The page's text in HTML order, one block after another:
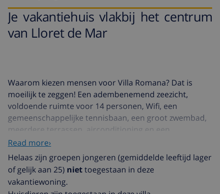
Je vakantiehuis vlakbij het centrum
van Lloret de Mar
Waarom kiezen mensen voor Villa Romana? Dat is
moeilijk te zeggen! Een adembenemend zeezicht,
voldoende ruimte voor 14 personen, Wifi, een
gemeenschappelijke tennisbaan, een groot zwembad,
meerdere terrassen, airconditioning en een
barbecue…. Wat valt er niet leuk aan te vinden aan Villa
Romana? Wil je echt een
onvergetelijke tijd
hebben
tijdens je vakantie? Dan is het boeken van het
prachtige vakantiehuis Villa Romana de eerste stap om
je doel te bereiken. Onze duizenden gasten hebben
Read more›
Helaas zijn groepen jongeren (gemiddelde leeftijd lager
of gelijk aan 25) niettoegestaan in deze
vakantiewoning.